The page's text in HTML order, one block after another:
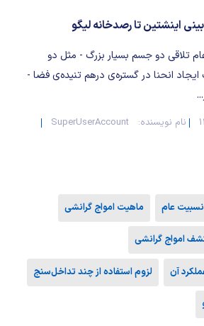
اینشتین تا رصدخانه لیگو
تلاقی دو جسم بسیار بزرگ - مثل دو
انحنا در گستره‌ی درهم‌ تنیده‌ی فضا -
نام نویسنده:
SuperUserAccount
نسبیت عام ماهیت امواج گرانشی
امواج گرانشی
آن لزوم استفاده از چند تداخل‌سنج